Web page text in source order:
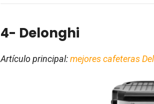
4- Delonghi
Artículo principal:mejores cafeteras